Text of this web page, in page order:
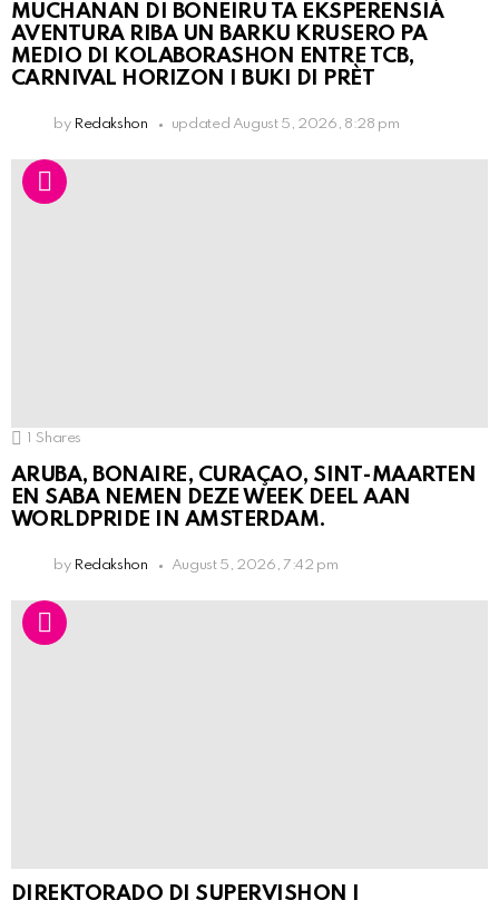
MUCHANAN DI BONEIRU TA EKSPERENSIÁ
AVENTURA RIBA UN BARKU KRUSERO PA
MEDIO DI KOLABORASHON ENTRE TCB,
CARNIVAL HORIZON I BUKI DI PRÈT
by Redakshon updated August 5, 2026, 8:28 pm
Shares
ARUBA, BONAIRE, CURAÇAO, SINT-MAARTEN
EN SABA NEMEN DEZE WEEK DEEL AAN
WORLDPRIDE IN AMSTERDAM.
by Redakshon August 5, 2026, 7:42 pm
DIREKTORADO DI SUPERVISHON I